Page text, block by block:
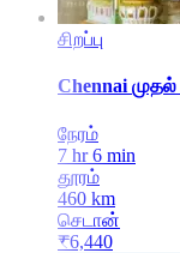
சிறப்பு
Chennai முதல்
நேரம்
7 hr 6 min
தூரம்
460 km
செடான்
₹6,440